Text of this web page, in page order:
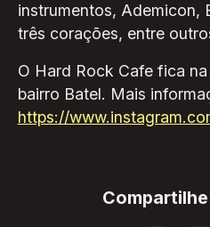
instrumentos, Ademicon,
três corações, entre
O Hard Rock Cafe fica
bairro Batel. Mais
https://